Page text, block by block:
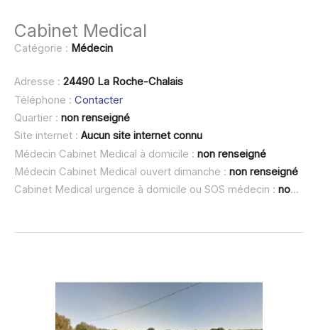
Cabinet Medical
Catégorie : Médecin
Adresse : 24490 La Roche-Chalais
Téléphone : Contacter
Quartier : non renseigné
Site internet : Aucun site internet connu
Médecin Cabinet Medical à domicile : non renseigné
Médecin Cabinet Medical ouvert dimanche : non renseigné
Cabinet Medical urgence à domicile ou SOS médecin : non renseigné